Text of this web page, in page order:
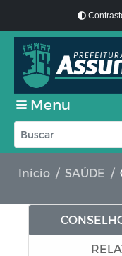
Menu
Início SAÚDE